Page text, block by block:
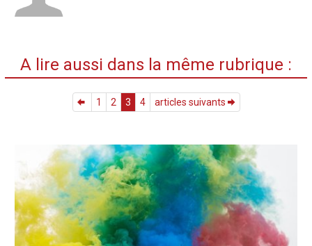
A lire aussi dans la même rubrique :
1 2 3 4 articles suivants